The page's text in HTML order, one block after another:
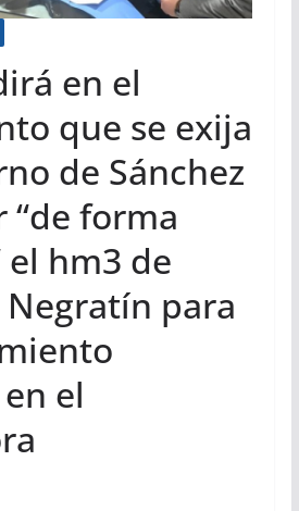
en el
que se exija
de Sánchez
forma
el hm3 de
para
el